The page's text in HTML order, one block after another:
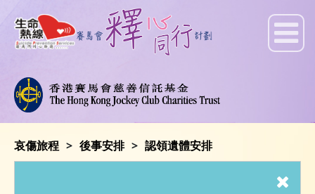
哀傷旅程 後事安排 認領遺體安排